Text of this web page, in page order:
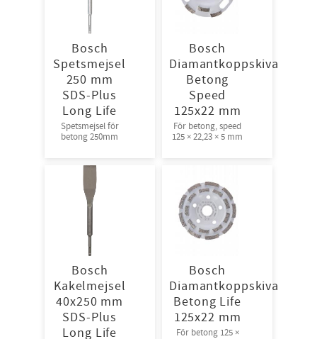
Bosch
Spetsmejsel
250 mm
SDS-Plus
Long Life
Spetsmejsel för
betong 250mm
Bosch
Diamantkoppskiva
Betong
Speed
125x22 mm
För betong, speed
125 × 22,23 × 5 mm
Bosch
Kakelmejsel
40x250 mm
SDS-Plus
Long Life
Bosch
Diamantkoppskiva
Betong Life
125x22 mm
För betong 125 ×